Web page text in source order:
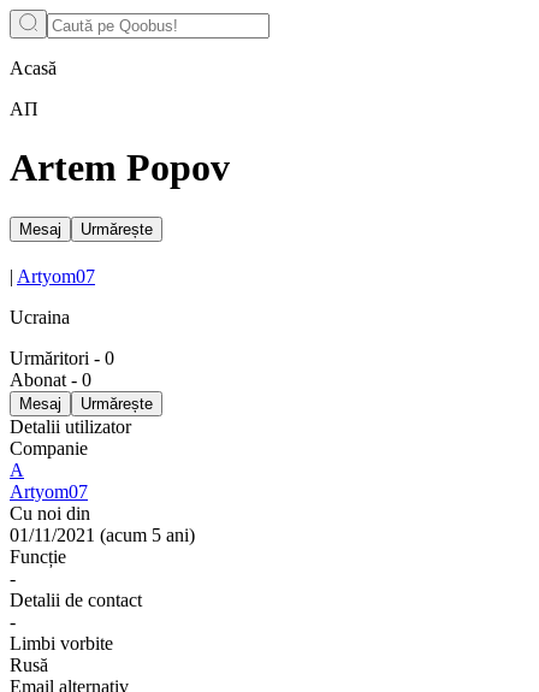
Acasă
АП
Artem Popov
Mesaj Urmărește
| Artyom07
Ucraina
Urmăritori - 0
Abonat - 0
Mesaj Urmărește
Detalii utilizator
Companie
А
Artyom07
Cu noi din
01/11/2021 (acum 5 ani)
Funcție
-
Detalii de contact
-
Limbi vorbite
Rusă
Email alternativ